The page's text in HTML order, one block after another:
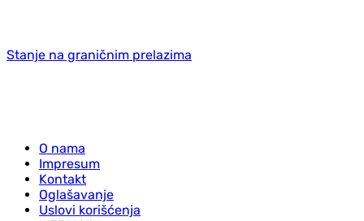
Stanje na graničnim prelazima
O nama
Impresum
Kontakt
Oglašavanje
Uslovi korišćenja